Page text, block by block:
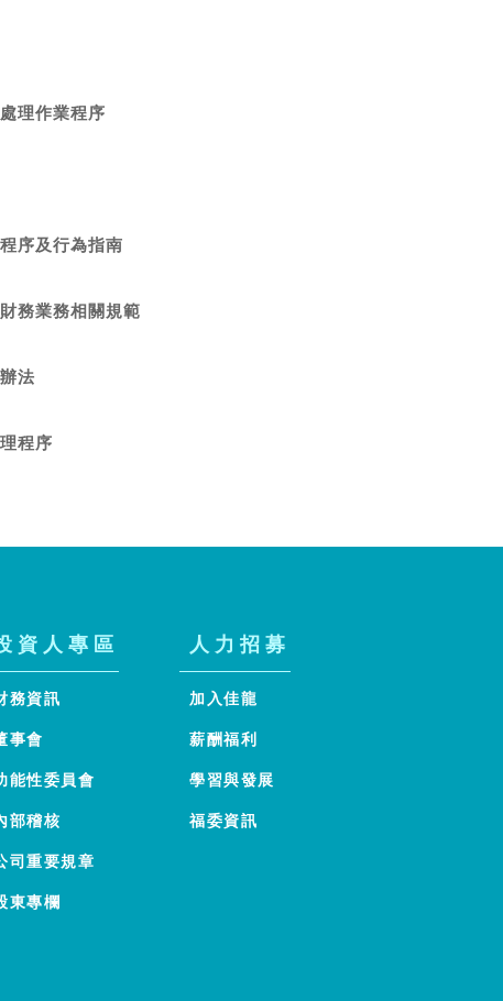
理作業程序
序及行為指南
務業務相關規範
法
程序
資人專區
務資訊
事會
能性委員會
部稽核
司重要規章
東專欄
人力招募
加入佳龍
薪酬福利
學習與發展
福委資訊